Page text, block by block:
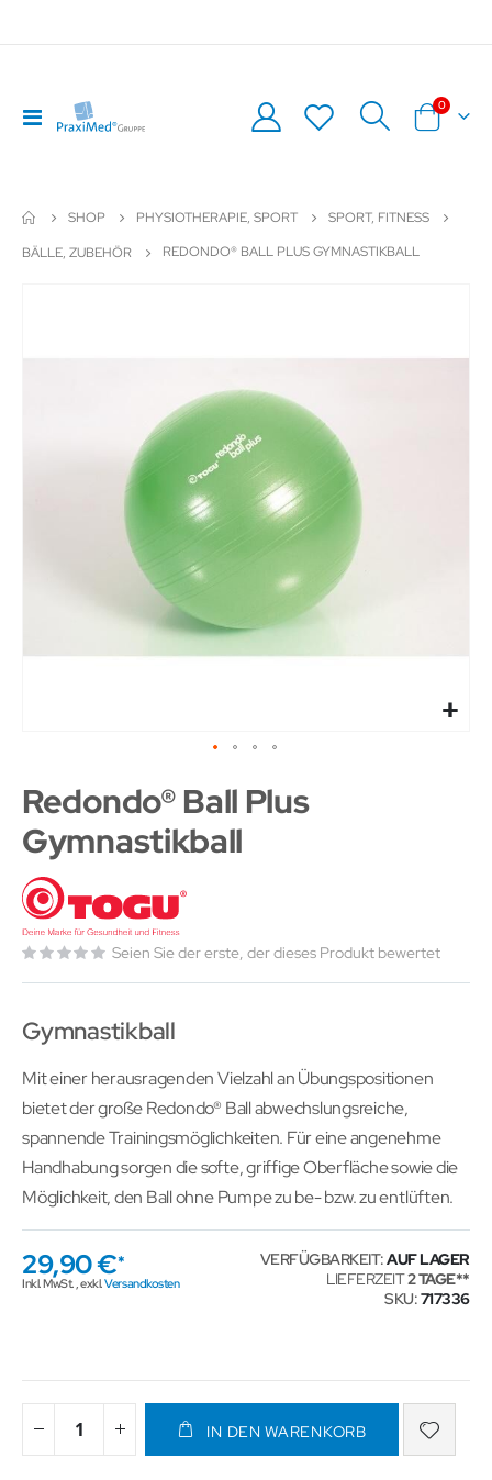
Navigation
umschalten
Warenkorb
0Artikel
SHOP PHYSIOTHERAPIE, SPORT
SPORT, FITNESS
BÄLLE, ZUBEHÖR
REDONDO® BALL PLUS GYMNASTIKBALL
Redondo® Ball Plus
Gymnastikball
Seien Sie der erste, der dieses Produkt bewertet
Gymnastikball
Mit einer herausragenden Vielzahl an Übungspositionen
bietet der große Redondo® Ball abwechslungsreiche,
spannende Trainingsmöglichkeiten. Für eine angenehme
Handhabung sorgen die softe, griffige Oberfläche sowie die
Möglichkeit, den Ball ohne Pumpe zu be- bzw. zu entlüften.
29,90 €
Inkl. MwSt.,exkl.Versandkosten
VERFÜGBARKEIT:AUF LAGER
LIEFERZEIT2 TAGE
SKU 717336
IN DEN WARENKORB